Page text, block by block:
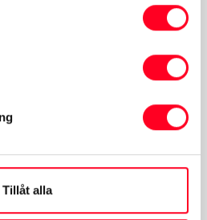
Tillåt alla
16:00
för
Oktober:Stängt